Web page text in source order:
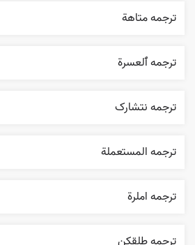
ترجمه متاهة
ترجمه ٱلعسرة
ترجمه نتشارک
ترجمه المستعملة
ترجمه املرة